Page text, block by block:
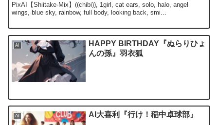
PixAI【Shiitake-Mix】((chibi)), 1girl, cat ears, solo, halo, angel
wings, blue sky, rainbow, full body, looking back, smi...
AI
HAPPY BIRTHDAY『ぬらりひょ
んの孫』羽衣狐
AI AI大喜利『行け！稲中卓球部』